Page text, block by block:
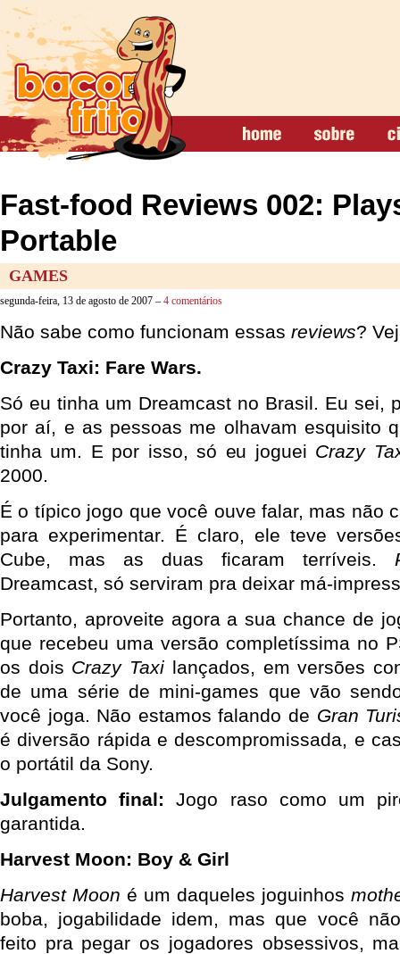
Fast-food Reviews 002:
Portable
GAMES
segunda-feira, 13 de agosto de 2007 – 4 comentários
Não sabe como funcionam essas reviews?
Crazy Taxi: Fare Wars.
Só eu tinha um Dreamcast no Brasil. Eu sei,
por aí, e as pessoas me olhavam esquisito
tinha um. E por isso, só eu joguei Crazy
2000.
É o típico jogo que você ouve falar, mas não
para experimentar. É claro, ele teve
Cube, mas as duas ficaram terríveis.
Dreamcast, só serviram pra deixar má-
Portanto, aproveite agora a sua chance de
que recebeu uma versão completíssima no
os dois Crazy Taxi lançados, em versões
de uma série de mini-games que vão
você joga. Não estamos falando de Gran
é diversão rápida e descompromissada, e
o portátil da Sony.
Julgamento final: Jogo raso como um
garantida.
Harvest Moon: Boy & Girl
Harvest Moon é um daqueles joguinhos
boba, jogabilidade idem, mas que você
feito pra pegar os jogadores obsessivos,